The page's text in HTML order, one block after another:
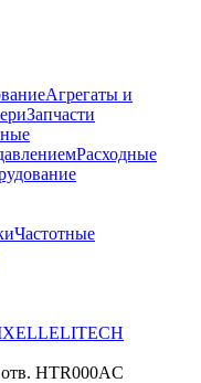
Агрегаты и
Запчасти
Расходные
Частотные
ELITECH
HTR000AC